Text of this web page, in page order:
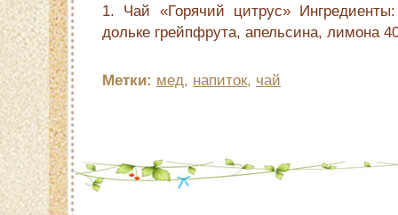
1. Чай «Горячий цитрус»
дольке грейпфрута, апельсина, лимона
Метки: мед, напиток, чай